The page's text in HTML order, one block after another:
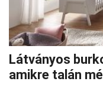
Látványos
amikre talán